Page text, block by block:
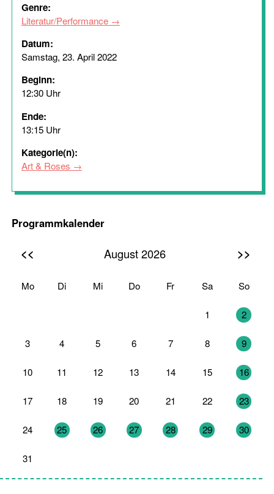
Genre:
Literatur/Performance
Datum:
Samstag, 23. April 2022
Beginn:
12:30 Uhr
Ende:
13:15 Uhr
Kategorie(n):
Art & Roses
Programmkalender
<< August 2026 >>
Mo Di Mi Do Fr Sa So
1 2
3 4 5 6 7 8 9
10 11 12 13 14 15 16
17 18 19 20 21 22 23
24 25 26 27 28 29 30
31